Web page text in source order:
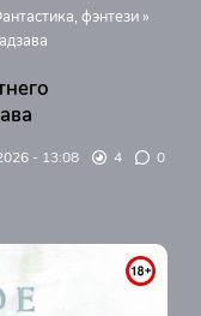
фэнтези »
- 13:08 4 0